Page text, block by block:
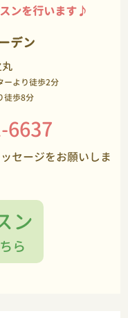
ンを行います♪
デン
より徒歩2分
徒歩8分
6637
セージをお願いしま
ン
ら